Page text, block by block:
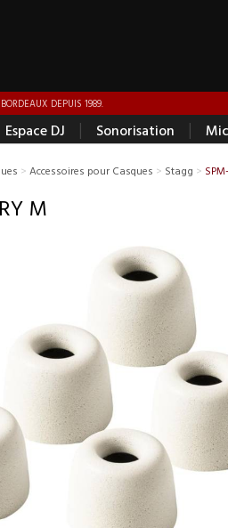
DEPUIS 1989.
Espace DJ | Sonorisation |
> Accessoires pour Casques > Stagg >
M